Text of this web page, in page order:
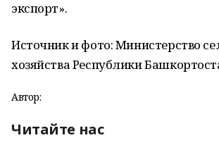
экспорт».
Источник и фото: Министерство
хозяйства Республики
Автор:
Читайте нас